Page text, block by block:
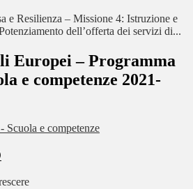
e Resilienza – Missione 4: Istruzione e
dell’offerta dei servizi di...
Europei – Programma
e competenze 2021-